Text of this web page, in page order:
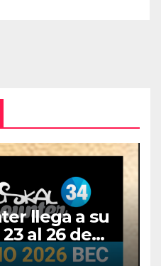
llega a su
al 26 de